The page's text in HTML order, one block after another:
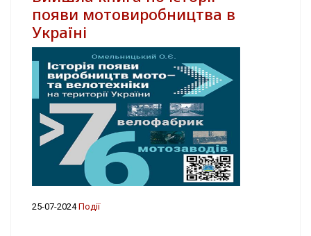
появи мотовиробництва в
Україні
25-07-2024Події